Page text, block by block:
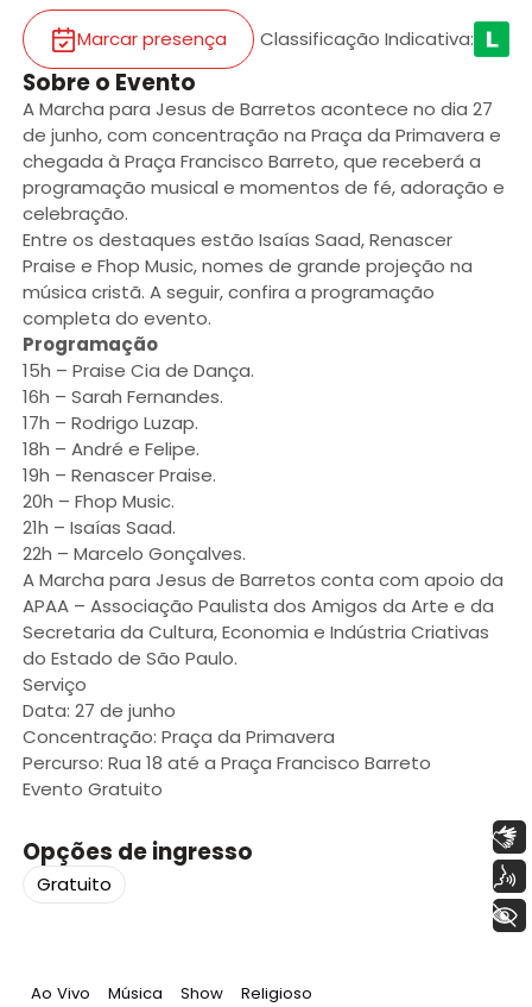
Marcar presença Classificação Indicativa:
Sobre o Evento
A Marcha para Jesus de Barretos acontece no dia 27
de junho, com concentração na Praça da Primavera e
chegada à Praça Francisco Barreto, que receberá a
programação musical e momentos de fé, adoração e
celebração.
Entre os destaques estão Isaías Saad, Renascer
Praise e Fhop Music, nomes de grande projeção na
música cristã. A seguir, confira a programação
completa do evento.
Programação
15h – Praise Cia de Dança.
16h – Sarah Fernandes.
17h – Rodrigo Luzap.
18h – André e Felipe.
19h – Renascer Praise.
20h – Fhop Music.
21h – Isaías Saad.
22h – Marcelo Gonçalves.
A Marcha para Jesus de Barretos conta com apoio da
APAA – Associação Paulista dos Amigos da Arte e da
Secretaria da Cultura, Economia e Indústria Criativas
do Estado de São Paulo.
Serviço
Data: 27 de junho
Concentração: Praça da Primavera
Percurso: Rua 18 até a Praça Francisco Barreto
Evento Gratuito
Opções de ingresso
Gratuito
Tag:
Ao Vivo Tag:
Música Tag:
Show Tag:
Religioso